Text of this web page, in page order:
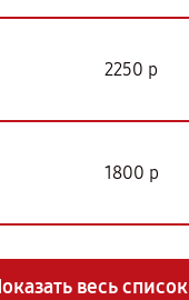
2250 р
1800 р
весь список